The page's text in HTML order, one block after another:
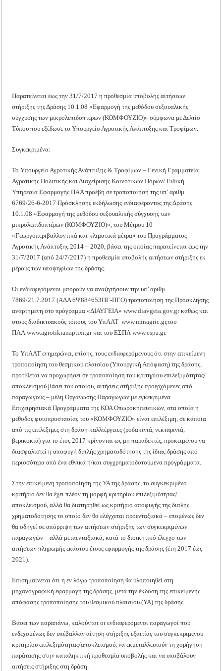
Παρατείνεται έως την 31/7/2017 η προθεσμία υποβολής αιτήσεων
στήριξης της Δράσης 10.1.08 «Εφαρμογή της μεθόδου σεξουαλικής
σύγχυσης των μικρολεπιδοπτέρων (ΚΟΜΦΟΥΖΙΟ)» σύμφωνα με Δελτίο
Τύπου που εξέδωσε το Υπουργείο Αγροτικής Ανάπτυξης και Τροφίμων.
Συγκεκριμένα:
Το Υπουργείο Αγροτικής Ανάπτυξης & Τροφίμων – Γενική Γραμματεία
Αγροτικής Πολιτικής και Διαχείρισης Κοινοτικών Πόρων/ Ειδική
Υπηρεσία Εφαρμογής ΠΑΑ προέβη σε τροποποίηση της υπ’ αριθμ.
6769/26-6-2017 Πρόσκλησης εκδήλωσης ενδιαφέροντος της Δράσης
10.1.08 «Εφαρμογή της μεθόδου σεξουαλικής σύγχυσης των
μικρολεπιδοπτέρων (ΚΟΜΦΟΥΖΙΟ)», του Μέτρου 10
«Γεωργοπεριβαλλοντικά και κλιματικά μέτρα» του Προγράμματος
Αγροτικής Ανάπτυξης 2014 – 2020, βάσει της οποίας παρατείνεται έως την
31/7/2017 (από 24/7/2017) η προθεσμία υποβολής αιτήσεων στήριξης εκ
μέρους των υποψηφίων της δράσης.
Οι ενδιαφερόμενοι μπορούν να αναζητήσουν την υπ’ αριθμ.
7869/21.7.2017 (ΑΔΑ 6Ψ884653ΠΓ-ΠΓΟ) τροποποίηση της Πρόσκλησης
αναρτημένη στο πρόγραμμα «ΔΙΑΥΓΕΙΑ»www.diavgeia.gov.grκαθώς και
στους διαδικτυακούς τόπους του ΥπΑΑΤwww.minagric.gr,του
ΠΑΑwww.agrotikianaptixi.grκαι του ΕΣΠΑwww.espa.gr.
Το ΥπΑΑΤ ενημερώνει, επίσης, τους ενδιαφερόμενους ότι στην επικείμενη
τροποποίηση του θεσμικού πλαισίου (Υπουργική Απόφαση) της δράσης,
προτίθεται να προχωρήσει σε τροποποίηση του κριτηρίου επιλεξιμότητας/
αποκλεισμού βάσει του οποίου, αιτήσεις στήριξης προερχόμενες από
παραγωγούς – μέλη Οργάνωσης Παραγωγών με εγκεκριμένα
Επιχειρησιακά Προγράμματα της ΚΟΑ Οπωροκηπευτικών, στα οποία η
μέθοδος φυτοπροστασίας του «ΚΟΜΦΟΥΖΙΟ» είναι επιλέξιμη, σε κάποια
από τις επιλέξιμες στη δράση καλλιέργειες (ροδακινιά, νεκταρινιά,
βερικοκιά) για το έτος 2017 κρίνονται ως μη παραδεκτές, προκειμένου να
διασφαλιστεί η αποφυγή διπλής χρηματοδότησης της ίδιας δράσης από
περισσότερα από ένα εθνικά ή/και συγχρηματοδοτούμενα προγράμματα.
Στην επικείμενη τροποποίηση της ΥΑ της δράσης, το συγκεκριμένο
κριτήριο δεν θα έχει πλέον τη μορφή κριτηρίου επιλεξιμότητας/
αποκλεισμού, αλλά θα διατηρηθεί ως κριτήριο αποφυγής της διπλής
χρηματοδότησης το οποίο δεν θα ελέγχεται προενταξιακά – επομένως δεν
θα οδηγεί σε απόρριψη των αιτήσεων στήριξης των συγκεκριμένων
παραγωγών – αλλά μεταενταξιακά, κατά το διοικητικό έλεγχο των
αιτήσεων πληρωμής εκάστου έτους εφαρμογής της δράσης (έτη 2017 έως
2021).
Επισημαίνεται ότι η εν λόγω τροποποίηση θα υλοποιηθεί στη
μηχανογραφική εφαρμογή της δράσης, μετά την έκδοση της επικείμενης
απόφασης τροποποίησης του θεσμικού πλαισίου (ΥΑ) της δράσης.
Βάσει των παραπάνω, καλούνται οι ενδιαφερόμενοι παραγωγοί που
ενδεχομένως δεν υπέβαλλαν αίτηση στήριξης εξαιτίας του συγκεκριμένου
κριτηρίου επιλεξιμότητας/αποκλεισμού, να εκμεταλλευτούν τη χορήγηση
παράτασης στην καταληκτική προθεσμία υποβολής και να υποβάλουν
αιτήσεις στήριξης στη δράση.